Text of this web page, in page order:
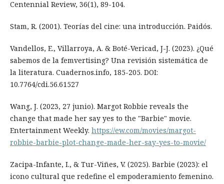
Centennial Review, 36(1), 89-104.
Stam, R. (2001). Teorías del cine: una introducción. Paidós.
Vandellos, E., Villarroya, A. & Boté-Vericad, J-J. (2023). ¿Qué
sabemos de la femvertising? Una revisión sistemática de
la literatura. Cuadernos.info, 185-205. DOI:
10.7764/cdi.56.61527
Wang, J. (2023, 27 junio). Margot Robbie reveals the
change that made her say yes to the "Barbie" movie.
Entertainment Weekly. https://ew.com/movies/margot-
robbie-barbie-plot-change-made-her-say-yes-to-movie/
Zacipa-Infante, I., & Tur-Viñes, V. (2025). Barbie (2023): el
icono cultural que redefine el empoderamiento femenino.